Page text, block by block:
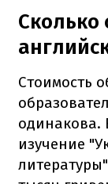
Сколько
Стоимость
изучение